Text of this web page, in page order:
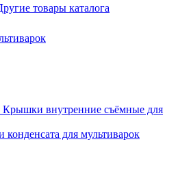
товары каталога
Крышки внутренние съёмные для
конденсата для мультиварок